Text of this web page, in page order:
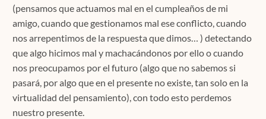
(pensamos que actuamos mal en el cumpleaños de mi
amigo, cuando que gestionamos mal ese conflicto, cuando
nos arrepentimos de la respuesta que dimos… ) detectando
que algo hicimos mal y machacándonos por ello o cuando
nos preocupamos por el futuro (algo que no sabemos si
pasará, por algo que en el presente no existe, tan solo en la
virtualidad del pensamiento), con todo esto perdemos
nuestro presente.